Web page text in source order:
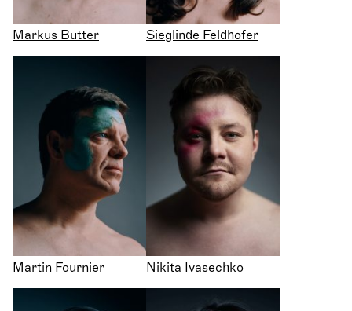
Markus Butter Sieglinde Feldhofer
Martin Fournier Nikita Ivasechko